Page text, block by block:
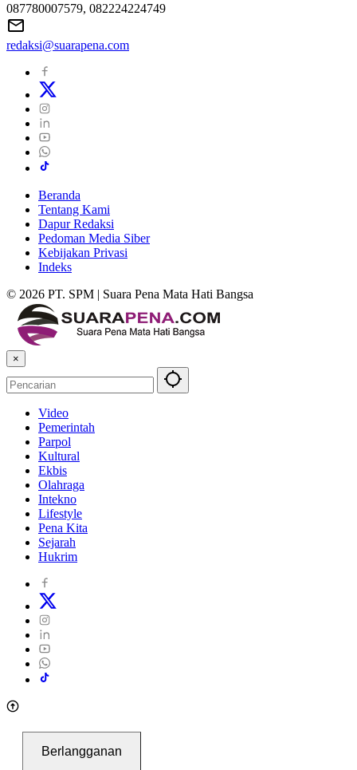
087780007579, 082224224749
redaksi@suarapena.com
Beranda
Tentang Kami
Dapur Redaksi
Pedoman Media Siber
Kebijakan Privasi
Indeks
© 2026 PT. SPM | Suara Pena Mata Hati Bangsa
×
Video
Pemerintah
Parpol
Kultural
Ekbis
Olahraga
Intekno
Lifestyle
Pena Kita
Sejarah
Hukrim
Berlangganan